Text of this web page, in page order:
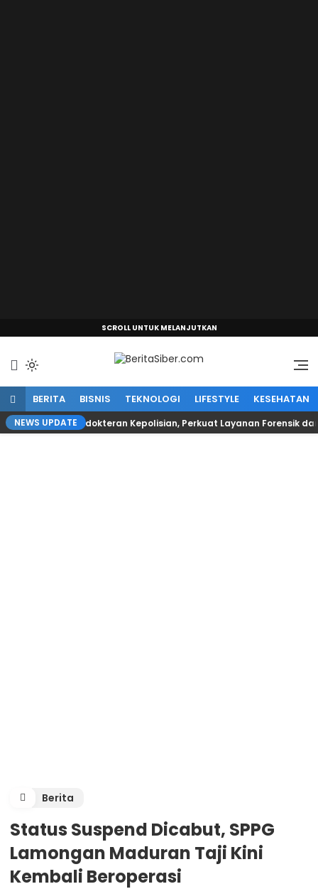
SCROLL UNTUK MELANJUTKAN
BERITA BISNIS TEKNOLOGI LIFESTYLE KESEHATAN
NEWS UPDATE
Biro Kedokteran Kepolisian, Perkuat Layanan Forensik dan
Berita
Status Suspend Dicabut, SPPG
Lamongan Maduran Taji Kini
Kembali Beroperasi